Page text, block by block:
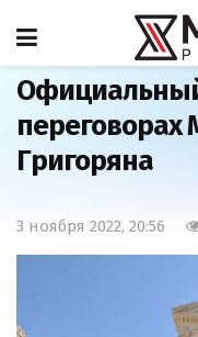
Главная Политика
переговорах
Григоряна
3 ноября 2022, 20:56